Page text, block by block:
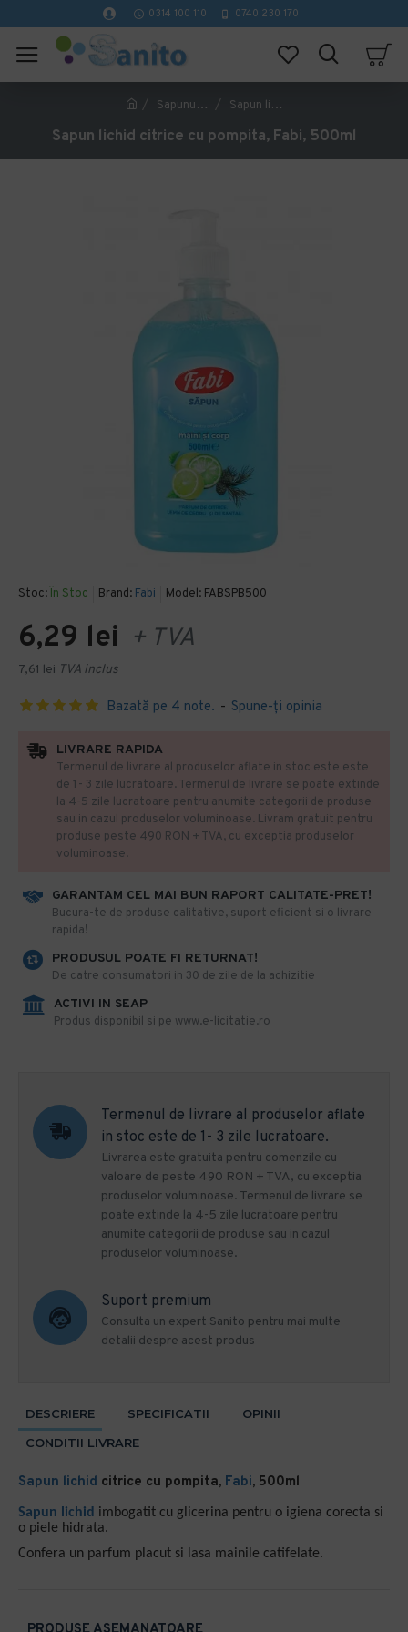
0314 100 110 0740 230 170
Sapunuri lichide, spuma si crema Sapun lichid citrice cu pompita, Fabi, 500ml
Sapun lichid citrice cu pompita, Fabi, 500ml
Stoc: În Stoc Brand: Fabi Model: FABSPB500
Bazată pe 4 note. - Spune-ţi opinia
6,29 lei + TVA
7,61 lei TVA inclus
GARANTAM CEL MAI BUN RAPORT CALITATE-PRET!
​Bucura-te de produse calitative, suport eficient si o livrare
rapida!
PRODUSUL POATE FI RETURNAT!
De catre consumatori in 30 de zile de la achizitie
ACTIVI IN SEAP
Produs disponibil si pe www.e-licitatie.ro
LIVRARE RAPIDA
Termenul de livrare al produselor aflate in stoc este este
de 1- 3 zile lucratoare. Termenul de livrare se poate extinde
la 4-5 zile lucratoare pentru anumite categorii de produse
sau in cazul produselor voluminoase. Livram gratuit pentru
produse peste 490 RON + TVA, cu exceptia produselor
voluminoase.
Termenul de livrare al produselor aflate
in stoc este de 1- 3 zile lucratoare.
Livrarea este gratuita pentru comenzile cu
valoare de peste 490 RON + TVA, cu exceptia
produselor voluminoase. Termenul de livrare se
poate extinde la 4-5 zile lucratoare pentru
anumite categorii de produse sau in cazul
produselor voluminoase.
Suport premium
Consulta un expert Sanito pentru mai multe
detalii despre acest produs
DESCRIERE SPECIFICATII
OPINII
CONDITII LIVRARE
Sapun lichid citrice cu pompita, Fabi, 500ml
Sapun lichid imbogatit cu glicerina pentru o igiena corecta si
o piele hidrata.
Confera un parfum placut si lasa mainile catifelate.